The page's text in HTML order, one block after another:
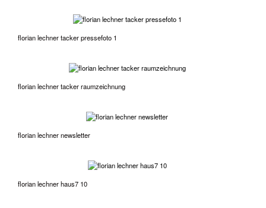
florian lechner tacker pressefoto 1
florian lechner tacker raumzeichnung
florian lechner newsletter
florian lechner haus7 10